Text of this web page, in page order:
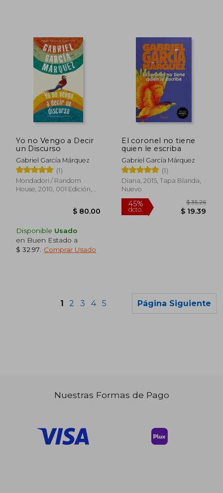
40%
dcto. $ 25.03
45%
dcto.
$ 35.02
Yo no Vengo a Decir
un Discurso
Gabriel García Márquez
(1)
Mondadori / Random
House, 2010, 001 Edición,
Disponible Usado
en Buen Estado a
$ 32.97
Comprar Usado
El coronel no tiene
quien le escriba
Gabriel García Márquez
(1)
Diana, 2015, Tapa Blanda,
Nuevo
1 2 3 4 5 Página Siguiente
Nuestras Formas de Pago